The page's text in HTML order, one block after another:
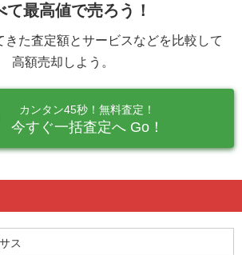
て最高値で売ろう！
きた査定額とサービスなどを比較して
高額売却しよう。
カンタン45秒！無料査定！
今すぐ一括査定へ Go！
ス